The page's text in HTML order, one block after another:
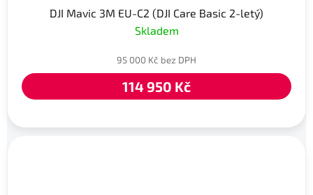
DJI Mavic 3M EU-C2 (DJI Care Basic 2-letý)
Skladem
95 000 Kč bez DPH
114 950 Kč